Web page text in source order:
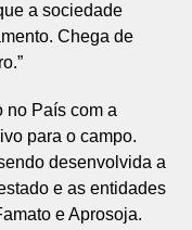
a sociedade
Chega de
no País com a
para o campo.
desenvolvida a
e as entidades
e Aprosoja.